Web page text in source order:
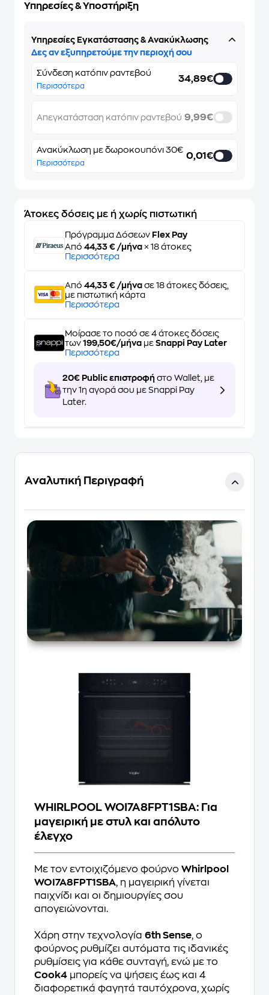
Υπηρεσίες & Υποστήριξη
Υπηρεσίες Εγκατάστασης & Ανακύκλωσης
Δες αν εξυπηρετούμε την περιοχή σου
Σύνδεση κατόπιν ραντεβού
Περισσότερα
34,89€
Απεγκατάσταση κατόπιν ραντεβού 9,99€
Ανακύκλωση με δωροκουπόνι 30€
Περισσότερα
0,01€
Άτοκες δόσεις με ή χωρίς πιστωτική
Πρόγραμμα Δόσεων Flex Pay
Από 44,33 € /μήνα × 18 άτοκες
Περισσότερα
Από 44,33 € /μήνα σε 18 άτοκες δόσεις,
με πιστωτική κάρτα
Περισσότερα
Μοίρασε το ποσό σε 4 άτοκες δόσεις
των 199,50€/μήνα με Snappi Pay Later
Περισσότερα
20€ Public επιστροφή στο Wallet, με
την 1η αγορά σου με Snappi Pay
Later.
Αναλυτική Περιγραφή
WHIRLPOOL WOI7A8FPT1SBA: Για
μαγειρική με στυλ και απόλυτο
έλεγχο
Με τον εντοιχιζόμενο φούρνο Whirlpool
WOI7A8FPT1SBA, η μαγειρική γίνεται
παιχνίδι και οι δημιουργίες σου
απογειώνονται.
Χάρη στην τεχνολογία 6th Sense, ο
φούρνος ρυθμίζει αυτόματα τις ιδανικές
ρυθμίσεις για κάθε συνταγή, ενώ με το
Cook4 μπορείς να ψήσεις έως και 4
διαφορετικά φαγητά ταυτόχρονα, χωρίς